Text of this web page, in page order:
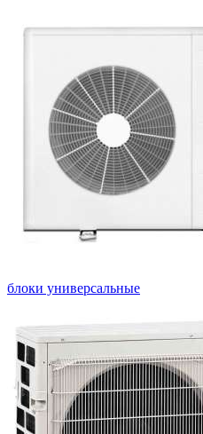
блоки универсальные